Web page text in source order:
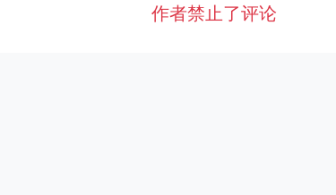
作者禁止了评论